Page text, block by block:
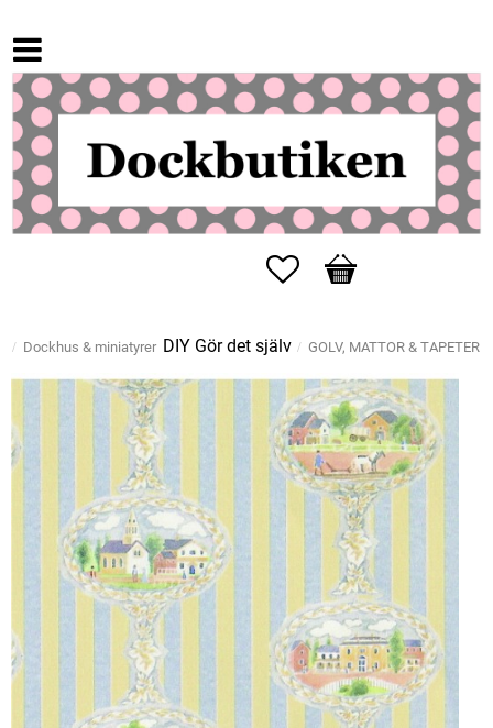
Favoriter
Kundvagn
Dockhus & miniatyrer DIY Gör det själv GOLV, MATTOR & TAPETER